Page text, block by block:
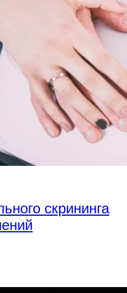
скрининга